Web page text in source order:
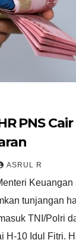
PNS Cair
ASRUL R
Keuangan
tunjangan
TNI/Polri
H-10 Idul Fitri.